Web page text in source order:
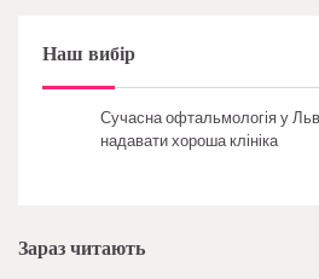
Наш вибір
Сучасна офтальмологія у
надавати хороша клініка
Зараз читають